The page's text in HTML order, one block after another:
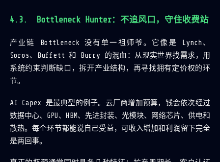
Bottleneck Hunter：不追风口，守住收费站
产业链 Bottleneck 没有单一祖师爷。它像是 Lynch、
Soros、Buffett 和 Burry 的混血：从现实世界找需求，用
系统约束判断缺口，拆开产业结构，再寻找拥有定价权的环
节。
AI Capex 是最典型的例子。云厂商增加预算，钱会依次经过
数据中心、GPU、HBM、先进封装、光模块、网络芯片、供电和
散热。每个环节都能说自己受益，可收入增加和利润留下完全
是两回事。